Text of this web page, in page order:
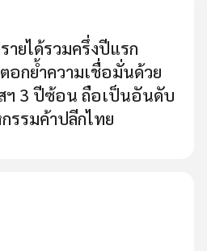
ายได้รวมครึ่งปีแรก
อกย้ำความเชื่อมั่นด้วย
ฯ 3 ปีซ้อน ถือเป็นอันดับ
รรมค้าปลีกไทย